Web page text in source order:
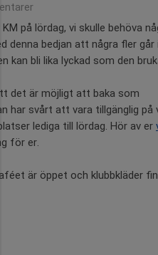
på lördag, vi skulle behöva
denna bedjan att några fler
kan bli lika lyckad som den
det är möjligt att baka som
har svårt att vara tillgänglig på
lediga till lördag. Hör av er
för er.
är öppet och klubbkläder